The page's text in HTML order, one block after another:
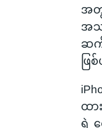
အတွ
အ
ဆက်
ဖြ
ထာ
ရဲ့ စ